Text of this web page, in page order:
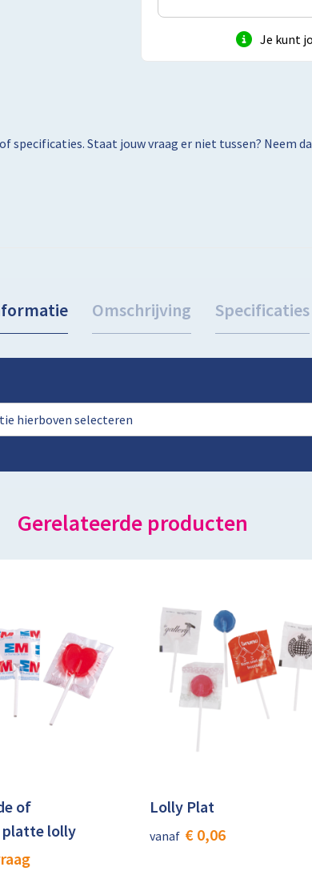
Je kunt
Staat jouw vraag er niet tussen? Neem
Omschrijving Specificaties
hierboven selecteren
Gerelateerde producten
of
lolly
Lolly Plat
vanaf € 0,06